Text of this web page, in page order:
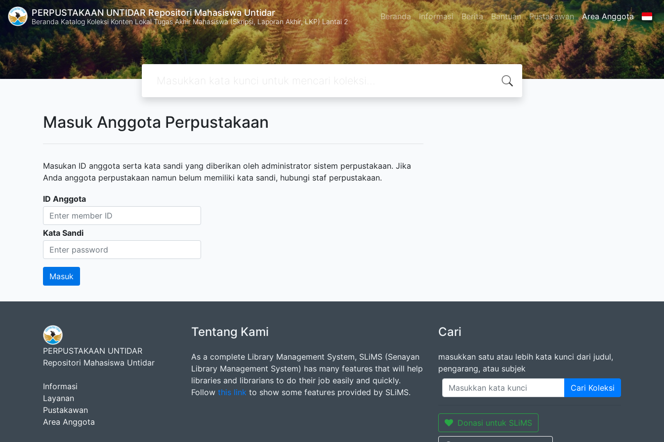
PERPUSTAKAAN UNTIDAR Repositori Mahasiswa Untidar
Beranda Katalog Koleksi Konten Lokal Tugas Akhir Mahasiswa (Skripsi, Laporan Akhir, LKP) Lantai 2 Beranda Informasi Berita Bantuan Pustakawan Area Anggota
Masuk Anggota Perpustakaan
Masukan ID anggota serta kata sandi yang diberikan oleh administrator sistem perpustakaan. Jika
Anda anggota perpustakaan namun belum memiliki kata sandi, hubungi staf perpustakaan.
ID Anggota
Kata Sandi
PERPUSTAKAAN UNTIDAR
Repositori Mahasiswa Untidar
Informasi
Layanan
Pustakawan
Area Anggota
Tentang Kami
As a complete Library Management System, SLiMS (Senayan
Library Management System) has many features that will help
libraries and librarians to do their job easily and quickly.
Follow this link to show some features provided by SLiMS.
Cari
masukkan satu atau lebih kata kunci dari judul,
pengarang, atau subjek
Cari Koleksi
Donasi untuk SLiMS